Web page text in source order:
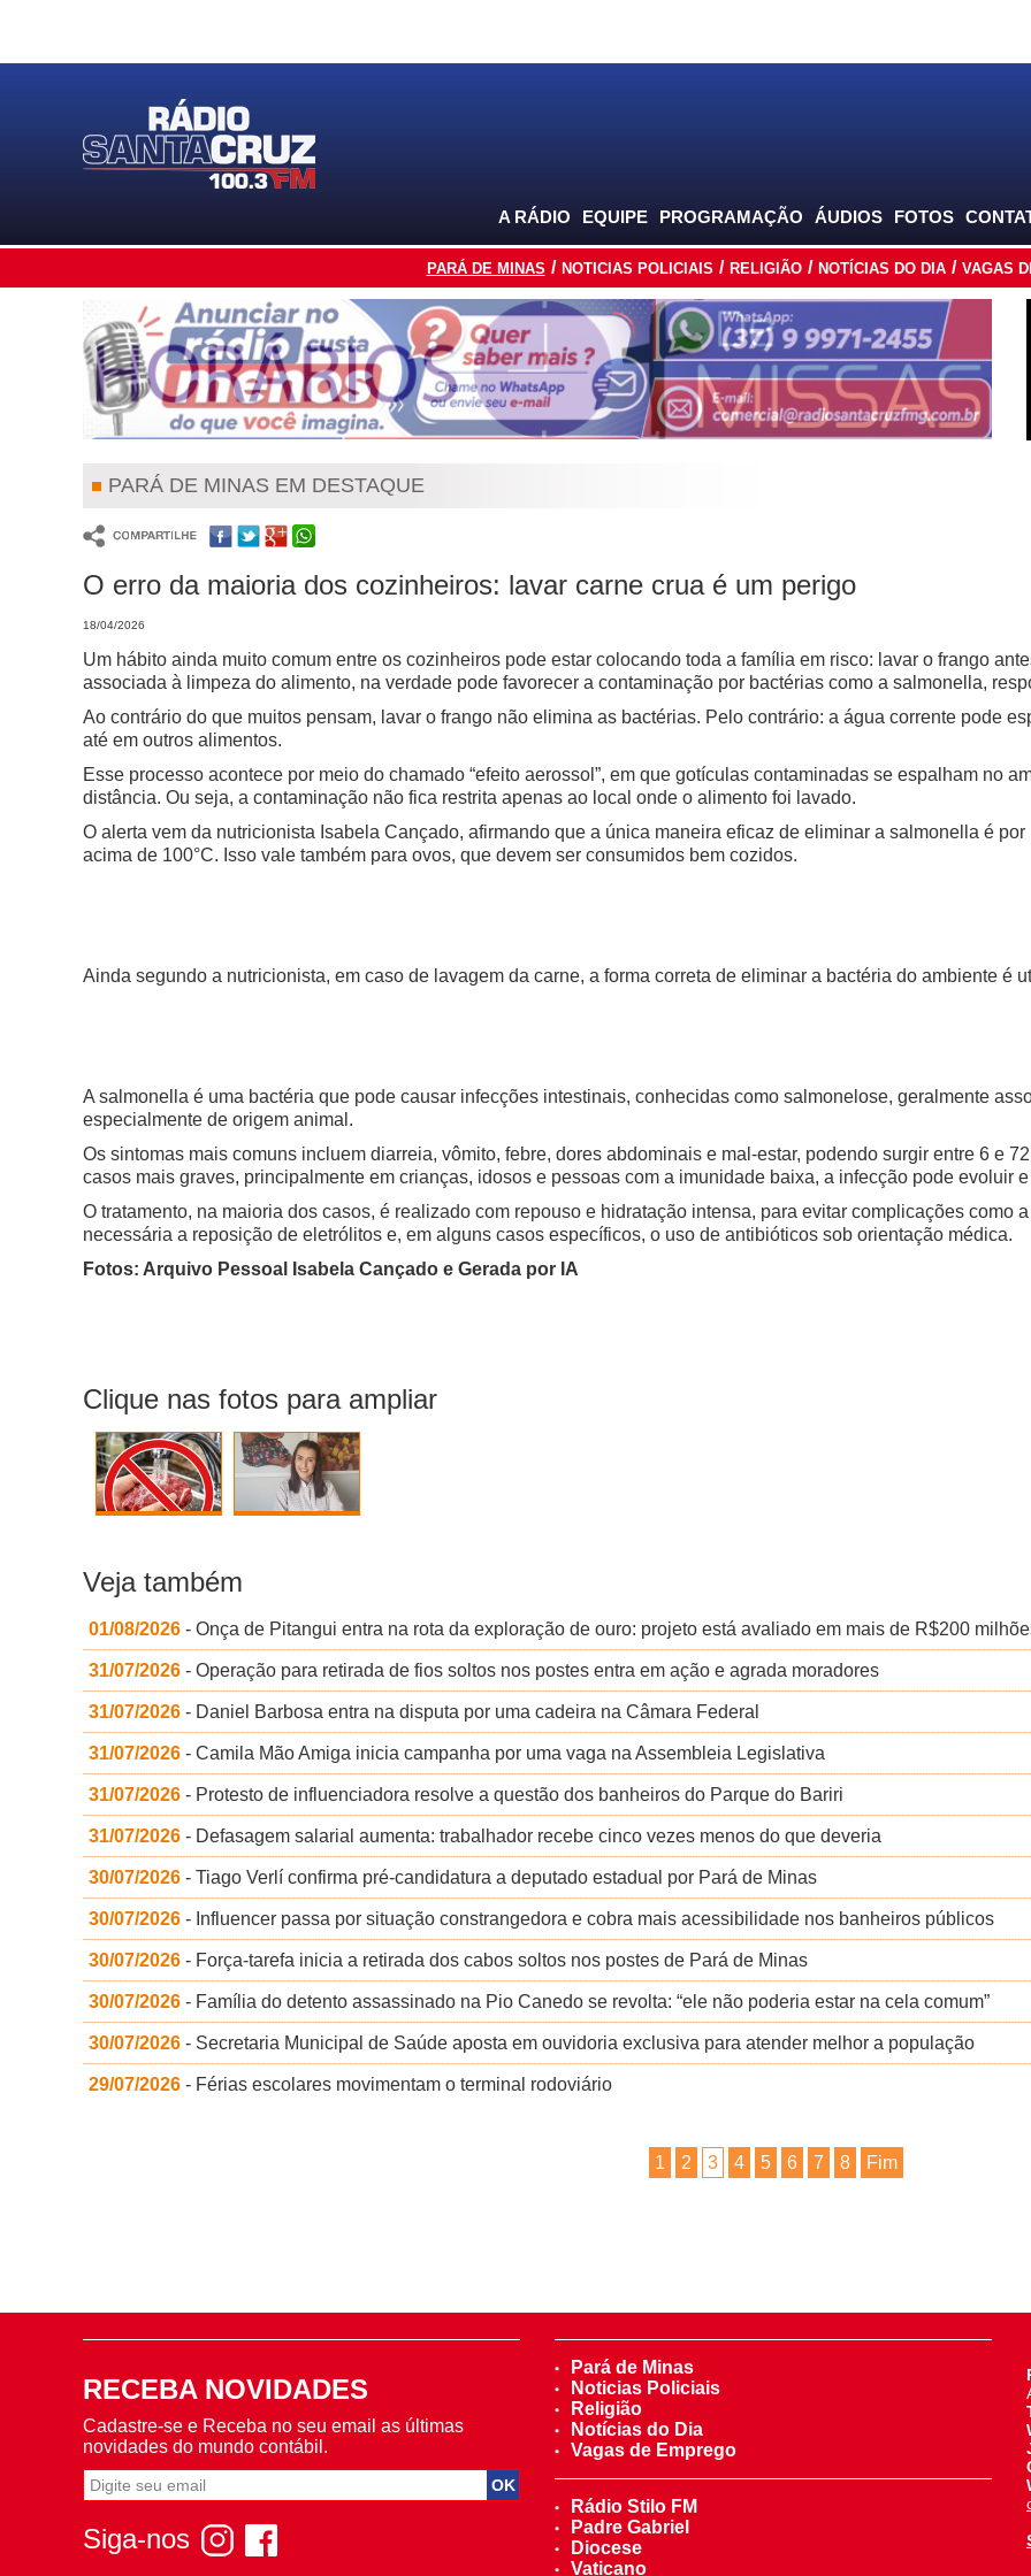
A RÁDIO EQUIPE PROGRAMAÇÃO ÁUDIOS FOTOS
PARÁ DE MINAS NOTICIAS POLICIAIS RELIGIÃO NOTÍCIAS DO DIA VAGAS
PARÁ DE MINAS EM DESTAQUE
O erro da maioria dos cozinheiros: lavar carne crua é um perigo
18/04/2026
Um hábito ainda muito comum entre os cozinheiros pode estar colocando toda a família em risco: lavar o frango
associada à limpeza do alimento, na verdade pode favorecer a contaminação por bactérias como a salmonella,
Ao contrário do que muitos pensam, lavar o frango não elimina as bactérias. Pelo contrário: a água corrente pode
até em outros alimentos.
Esse processo acontece por meio do chamado “efeito aerossol”, em que gotículas contaminadas se espalham no
distância. Ou seja, a contaminação não fica restrita apenas ao local onde o alimento foi lavado.
O alerta vem da nutricionista Isabela Cançado, afirmando que a única maneira eficaz de eliminar a salmonella é
acima de 100°C. Isso vale também para ovos, que devem ser consumidos bem cozidos.
Ainda segundo a nutricionista, em caso de lavagem da carne, a forma correta de eliminar a bactéria do ambiente é
A salmonella é uma bactéria que pode causar infecções intestinais, conhecidas como salmonelose, geralmente
especialmente de origem animal.
Os sintomas mais comuns incluem diarreia, vômito, febre, dores abdominais e mal-estar, podendo surgir entre 6 e
casos mais graves, principalmente em crianças, idosos e pessoas com a imunidade baixa, a infecção pode evoluir
O tratamento, na maioria dos casos, é realizado com repouso e hidratação intensa, para evitar complicações como
necessária a reposição de eletrólitos e, em alguns casos específicos, o uso de antibióticos sob orientação médica.
Fotos: Arquivo Pessoal Isabela Cançado e Gerada por IA
Clique nas fotos para ampliar
Veja também
01/08/2026 - Onça de Pitangui entra na rota da exploração de ouro: projeto está avaliado em mais de R$200
31/07/2026 - Operação para retirada de fios soltos nos postes entra em ação e agrada moradores
31/07/2026 - Daniel Barbosa entra na disputa por uma cadeira na Câmara Federal
31/07/2026 - Camila Mão Amiga inicia campanha por uma vaga na Assembleia Legislativa
31/07/2026 - Protesto de influenciadora resolve a questão dos banheiros do Parque do Bariri
31/07/2026 - Defasagem salarial aumenta: trabalhador recebe cinco vezes menos do que deveria
30/07/2026 - Tiago Verlí confirma pré-candidatura a deputado estadual por Pará de Minas
30/07/2026 - Influencer passa por situação constrangedora e cobra mais acessibilidade nos banheiros públicos
30/07/2026 - Força-tarefa inicia a retirada dos cabos soltos nos postes de Pará de Minas
30/07/2026 - Família do detento assassinado na Pio Canedo se revolta: “ele não poderia estar na cela comum”
30/07/2026 - Secretaria Municipal de Saúde aposta em ouvidoria exclusiva para atender melhor a população
29/07/2026 - Férias escolares movimentam o terminal rodoviário
1 2 3 4 5 6 7 8 Fim
RECEBA NOVIDADES
Cadastre-se e Receba no seu email as últimas
novidades do mundo contábil.
Siga-nos
Pará de Minas
Noticias Policiais
Religião
Notícias do Dia
Vagas de Emprego
Rádio Stilo FM
Padre Gabriel
Diocese
Vaticano